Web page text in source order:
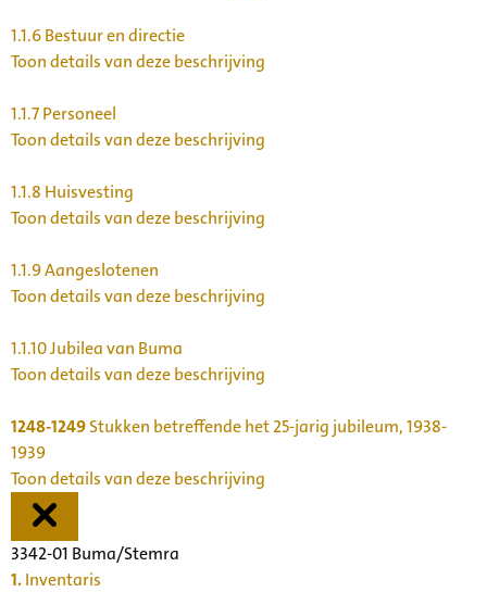
1.1.6Bestuur en directie
Toon details van deze beschrijving
1.1.7Personeel
Toon details van deze beschrijving
1.1.8 Huisvesting
Toon details van deze beschrijving
1.1.9Aangeslotenen
Toon details van deze beschrijving
1.1.10Jubilea van Buma
Toon details van deze beschrijving
1248-1249Stukken betreffende het 25-jarig jubileum, 1938-
1939
Toon details van deze beschrijving
3342-01 Buma/Stemra
1.Inventaris